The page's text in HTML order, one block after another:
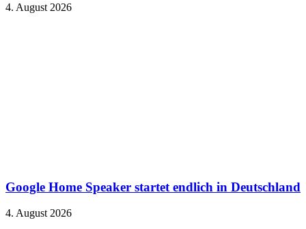
4. August 2026
Google Home Speaker startet endlich in Deutschland
4. August 2026